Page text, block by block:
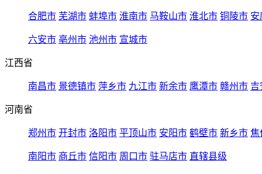
合肥市 芜湖市 蚌埠市 淮南市 马鞍山市 淮北市 铜陵市 安
六安市 亳州市 池州市 宣城市
江西省
南昌市 景德镇市 萍乡市 九江市 新余市 鹰潭市 赣州市 吉
河南省
郑州市 开封市 洛阳市 平顶山市 安阳市 鹤壁市 新乡市 焦
南阳市 商丘市 信阳市 周口市 驻马店市 直辖县级